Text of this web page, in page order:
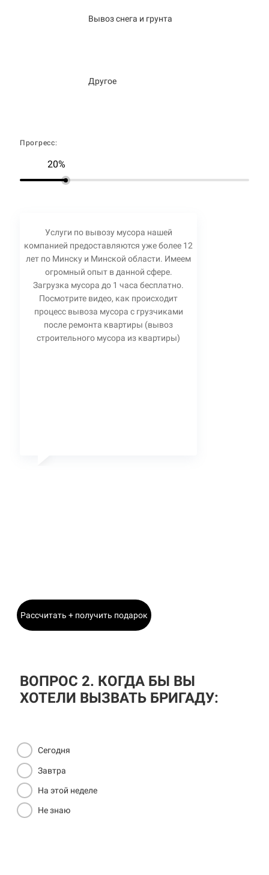
Вывоз снега и грунта
Другое
Прогресс:
20%
Услуги по вывозу мусора нашей
компанией предоставляются уже более 12
лет по Минску и Минской области. Имеем
огромный опыт в данной сфере.
Загрузка мусора до 1 часа бесплатно.
Посмотрите видео, как происходит
процесс вывоза мусора с грузчиками
после ремонта квартиры (вывоз
строительного мусора из квартиры)
Рассчитать + получить подарок
ВОПРОС 2. КОГДА БЫ ВЫ
ХОТЕЛИ ВЫЗВАТЬ БРИГАДУ:
Сегодня
Завтра
На этой неделе
Не знаю